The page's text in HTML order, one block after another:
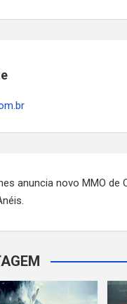
anuncia novo MMO de